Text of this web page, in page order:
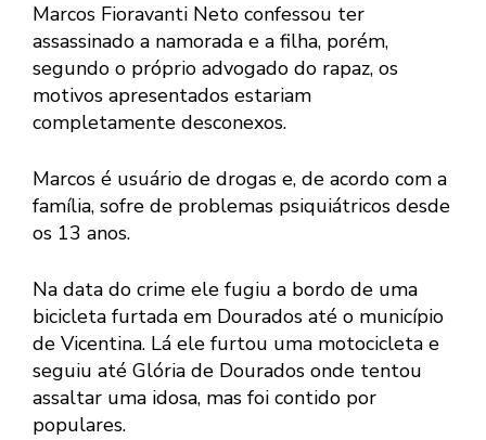
Marcos Fioravanti Neto confessou ter
assassinado a namorada e a filha, porém,
segundo o próprio advogado do rapaz, os
motivos apresentados estariam
completamente desconexos.
Marcos é usuário de drogas e, de acordo com a
família, sofre de problemas psiquiátricos desde
os 13 anos.
Na data do crime ele fugiu a bordo de uma
bicicleta furtada em Dourados até o município
de Vicentina. Lá ele furtou uma motocicleta e
seguiu até Glória de Dourados onde tentou
assaltar uma idosa, mas foi contido por
populares.